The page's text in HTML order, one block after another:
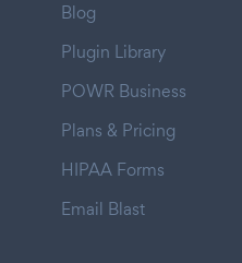
Blog
Plugin Library
POWR Business
Plans & Pricing
HIPAA Forms
Email Blast